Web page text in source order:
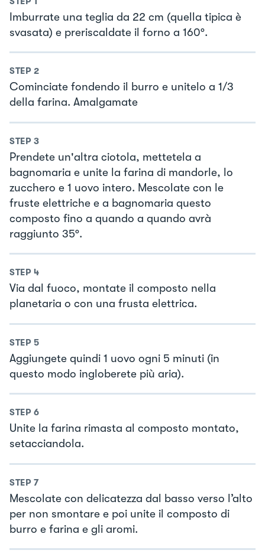
Imburrate una teglia da 22 cm (quella tipica è
svasata) e preriscaldate il forno a 160°.
STEP 2
Cominciate fondendo il burro e unitelo a 1/3
della farina. Amalgamate
STEP 3
Prendete un'altra ciotola, mettetela a
bagnomaria e unite la farina di mandorle, lo
zucchero e 1 uovo intero. Mescolate con le
fruste elettriche e a bagnomaria questo
composto fino a quando a quando avrà
raggiunto 35°.
STEP 4
Via dal fuoco, montate il composto nella
planetaria o con una frusta elettrica.
STEP 5
Aggiungete quindi 1 uovo ogni 5 minuti (in
questo modo ingloberete più aria).
STEP 6
Unite la farina rimasta al composto montato,
setacciandola.
STEP 7
Mescolate con delicatezza dal basso verso l’alto
per non smontare e poi unite il composto di
burro e farina e gli aromi.